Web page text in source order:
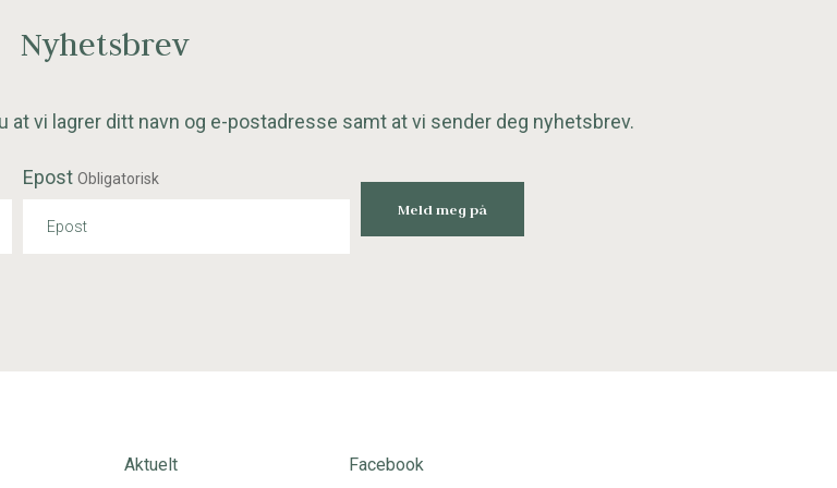
Nyhetsbrev
at vi lagrer ditt navn og e-postadresse samt at vi sender deg nyhetsbrev.
Epost Obligatorisk
Aktuelt
Facebook